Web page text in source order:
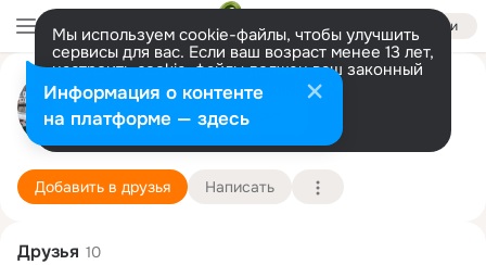
Войти
Мы используем cookie-файлы, чтобы улучшить
сервисы для вас. Если ваш возраст менее 13 лет,
настроить cookie-файлы должен ваш законный
представитель. Больше информации
Разрешить все Настроить
Евгений Золотовицкий
Санкт-Петербург
13 лингвистическая гимназияПодробнее
Добавить в друзья Написать
Друзья 10
Информация о контенте
на платформе — здесь